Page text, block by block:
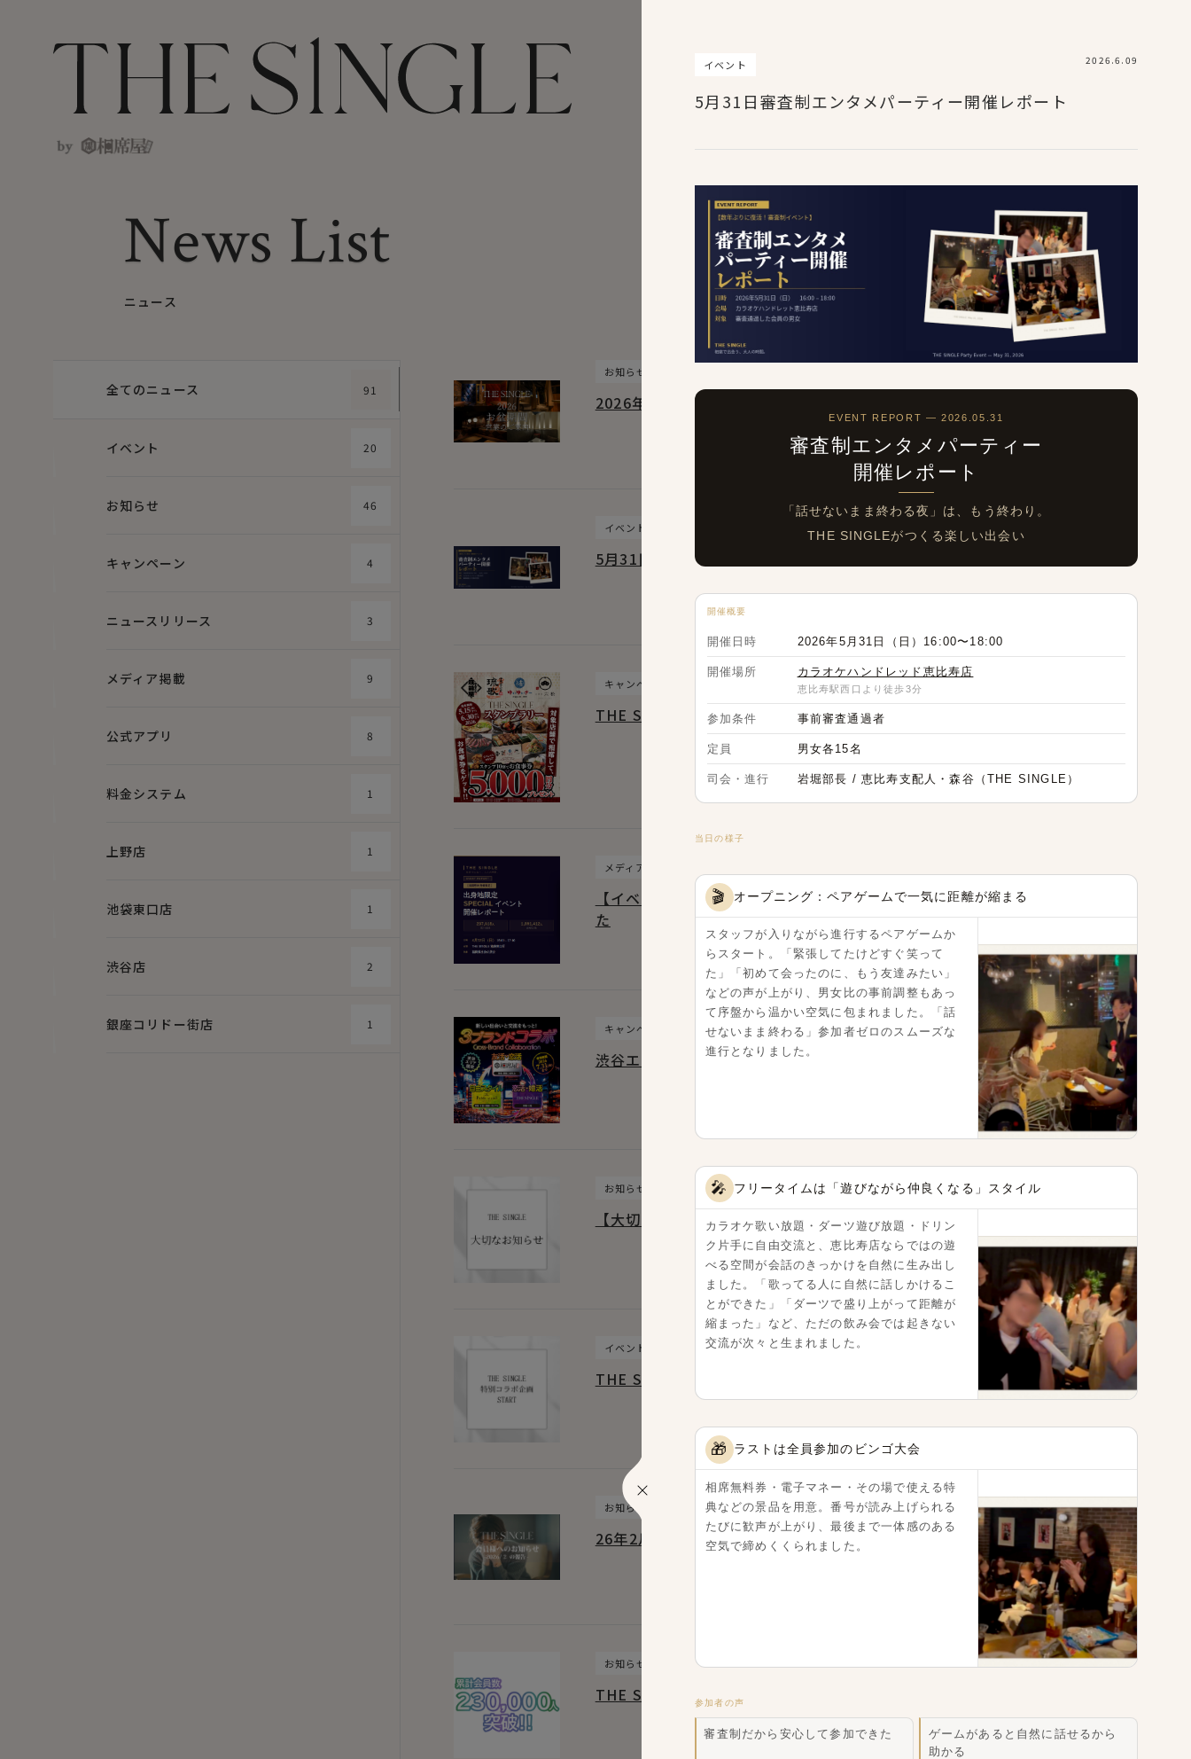
店舗一覧
About Us
Feature
Plan
Location
Q and A
News List
News List
ニュース
全てのニュース 91
イベント 20
お知らせ 46
キャンペーン 4
ニュースリリース 3
メディア掲載 9
公式アプリ 8
料金システム 1
上野店 1
池袋東口店 1
渋谷店 2
銀座コリドー街店 1
お知らせ
2026年お盆期間、営業のご案内
イベント
5月31日審査制エンタメパーティー開催レポート
キャンペーン
THE SINGLE × DineVita Group スペシャルコラボキャンペーン開催！
メディア掲載
【イベントレポート】4.12 福岡ゆかりの男女限定 恋活交流会を初開催しまし
た
キャンペーン
渋谷エリア限定！新しい出会いと交流をもっと！ ３ブランドコラボ開催中
お知らせ
【大切なお知らせ】銀座コリドー街店 一時閉店のご案内
イベント
THE SINGLE スペシャルコラボスタート!!!
お知らせ
26年2月 強制退会者数のお知らせ
お知らせ
THE SINGLE｜2026年1月度 実績レポート
イベント 2026.6.09
5月31日審査制エンタメパーティー開催レポート
EVENT REPORT — 2026.05.31
審査制エンタメパーティー
開催レポート
「話せないまま終わる夜」は、もう終わり。
THE SINGLEがつくる楽しい出会い
開催概要
開催日時 2026年5月31日（日）16:00〜18:00
開催場所 カラオケハンドレッド恵比寿店
恵比寿駅西口より徒歩3分
参加条件 事前審査通過者
定員 男女各15名
司会・進行 岩堀部長 / 恵比寿支配人・森谷（THE SINGLE）
当日の様子
🎬 オープニング：ペアゲームで一気に距離が縮まる
スタッフが入りながら進行するペアゲームか
らスタート。「緊張してたけどすぐ笑って
た」「初めて会ったのに、もう友達みたい」
などの声が上がり、男女比の事前調整もあっ
て序盤から温かい空気に包まれました。「話
せないまま終わる」参加者ゼロのスムーズな
進行となりました。
🎤 フリータイムは「遊びながら仲良くなる」スタイル
カラオケ歌い放題・ダーツ遊び放題・ドリン
ク片手に自由交流と、恵比寿店ならではの遊
べる空間が会話のきっかけを自然に生み出し
ました。「歌ってる人に自然に話しかけるこ
とができた」「ダーツで盛り上がって距離が
縮まった」など、ただの飲み会では起きない
交流が次々と生まれました。
🎁 ラストは全員参加のビンゴ大会
相席無料券・電子マネー・その場で使える特
典などの景品を用意。番号が読み上げられる
たびに歓声が上がり、最後まで一体感のある
空気で締めくくられました。
参加者の声
審査制だから安心して参加できた
ゲームがあると自然に話せるから
助かる